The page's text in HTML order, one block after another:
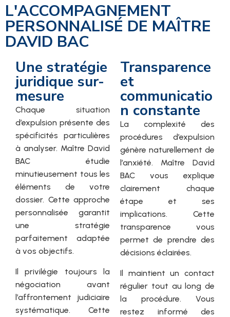
L'ACCOMPAGNEMENT
PERSONNALISÉ DE MAÎTRE
DAVID BAC
Une stratégie
juridique sur-
mesure
Chaque situation
d’expulsion présente des
spécificités particulières
à analyser. Maître David
BAC étudie
minutieusement tous les
éléments de votre
dossier. Cette approche
personnalisée garantit
une stratégie
parfaitement adaptée
à vos objectifs.
Il privilégie toujours la
négociation avant
l’affrontement judiciaire
systématique. Cette
Transparence
et
communicatio
n constante
La complexité des
procédures d’expulsion
génère naturellement de
l’anxiété. Maître David
BAC vous explique
clairement chaque
étape et ses
implications. Cette
transparence vous
permet de prendre des
décisions éclairées.
Il maintient un contact
régulier tout au long de
la procédure. Vous
restez informé des